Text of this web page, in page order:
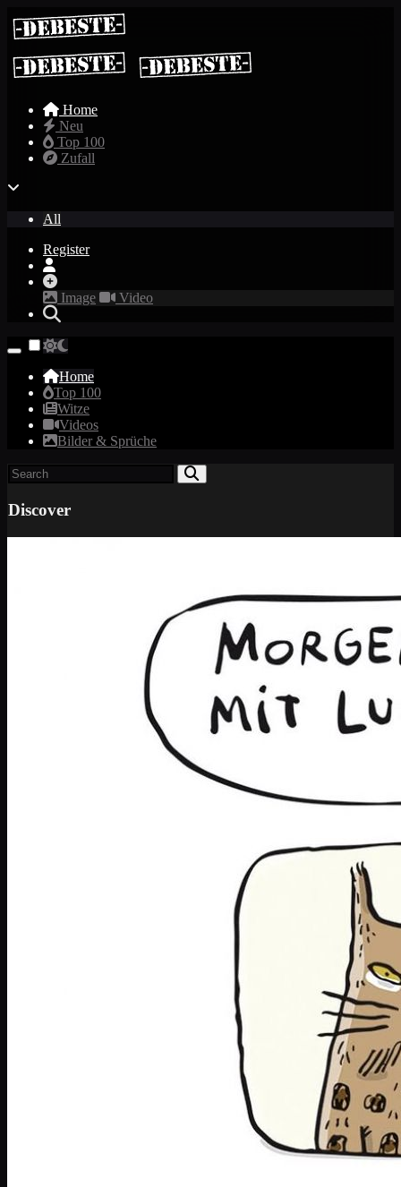
Home
Neu
Top 100
Zufall
All
Register
Image Video
Home
Top 100
Witze
Videos
Bilder & Sprüche
Discover